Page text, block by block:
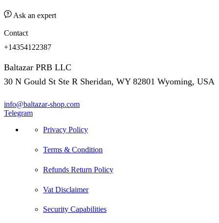
Ask an expert
Contact
+14354122387
Baltazar PRB LLC
30 N Gould St Ste R Sheridan, WY 82801 Wyoming, USA
info@baltazar-shop.com
Telegram
Privacy Policy
Terms & Condition
Refunds Return Policy
Vat Disclaimer
Security Capabilities